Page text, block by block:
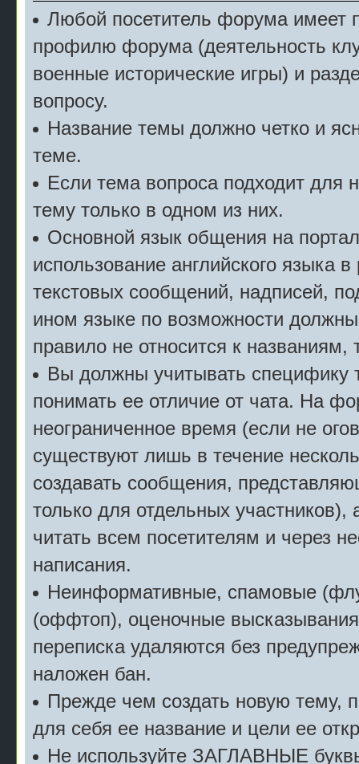
Любой посетитель форума имеет
профилю форума (деятельность
военные исторические игры) и
вопросу.
Название темы должно четко и
теме.
Если тема вопроса подходит для
тему только в одном из них.
Основной язык общения на
использование английского языка
текстовых сообщений, надписей,
ином языке по возможности
правило не относится к
Вы должны учитывать
понимать ее отличие от чата. На
неограниченное время (если не
существуют лишь в течение
создавать сообщения,
только для отдельных
читать всем посетителям и через
написания.
Неинформативные, спамовые
(оффтоп), оценочные
переписка удаляются без
наложен бан.
Прежде чем создать новую тему,
для себя ее название и цели ее
Не используйте ЗАГЛАВНЫЕ